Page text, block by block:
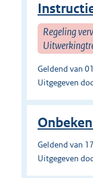
Regeling
Geldend van
Uitgegeven
Geldend van
Uitgegeven